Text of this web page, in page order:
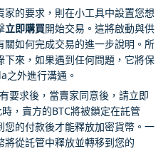
家的要求，則在小工具中設置您想
立即購買開始交易。這將啟動與供
關如何完成交易的進一步說明。所
來，如果遇到任何問題，它將保
之外進行溝通。
要求後，當賣家同意後，請立即
，賣方的BTC將被鎖定在託管
您的付款後才能釋放加密貨幣。一
將從託管中釋放並轉移到您的